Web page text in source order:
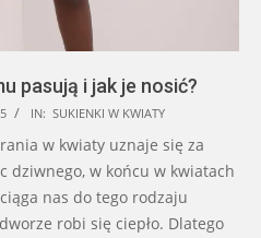
pasują i jak je nosić?
IN: SUKIENKI W KWIATY
w kwiaty uznaje się za
dziwnego, w końcu w kwiatach
nas do tego rodzaju
robi się ciepło. Dlatego